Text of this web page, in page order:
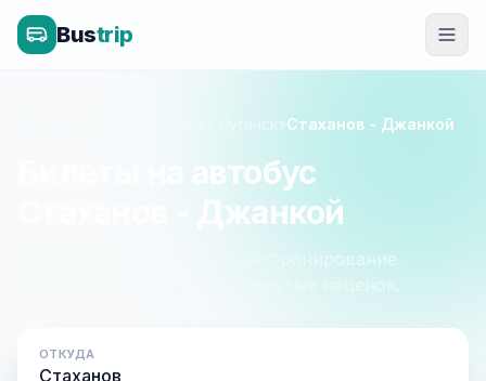
Bustrip
»Стаханов - Джанкой
Билеты на автобус
Стаханов - Джанкой
Расписание, цены и онлайн-бронирование.
Оплата при посадке, без скрытых наценок.
ОТКУДА